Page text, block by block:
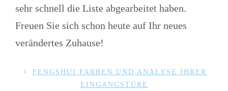
sehr schnell die Liste abgearbeitet haben.
Freuen Sie sich schon heute auf Ihr neues
verändertes Zuhause!
FENGSHUI FARBEN UND ANALYSE IHRER
EINGANGSTÜRE